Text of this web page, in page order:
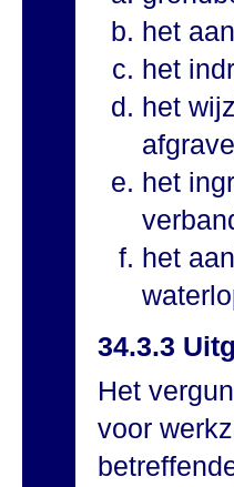
het
het
het
het
het
34.3.3
Het
voor